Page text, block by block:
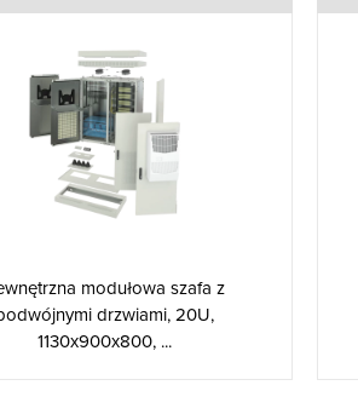
modułowa szafa z
drzwiami, 20U,
1130x900x800, ...